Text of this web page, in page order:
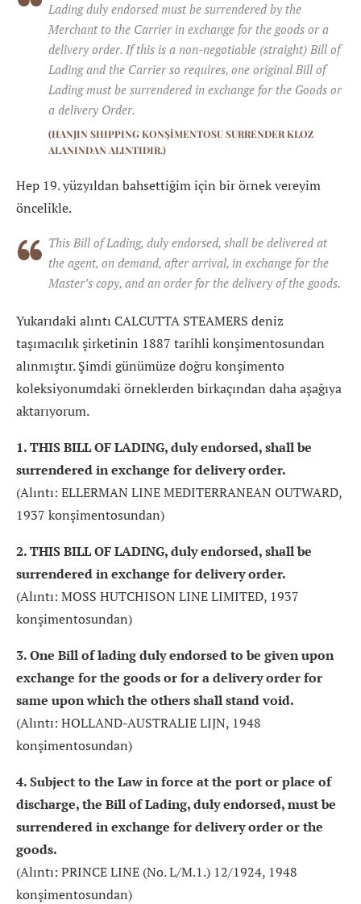
Lading duly endorsed must be surrendered by the
Merchant to the Carrier in exchange for the goods or a
delivery order. If this is a non-negotiable (straight) Bill of
Lading and the Carrier so requires, one original Bill of
Lading must be surrendered in exchange for the Goods or
a delivery Order.
(HANJIN SHIPPING KONŞIMENTOSU SURRENDER KLOZ
ALANINDAN ALINTIDIR.)
Hep 19. yüzyıldan bahsettiğim için bir örnek vereyim
öncelikle.
This Bill of Lading, duly endorsed, shall be delivered at
the agent, on demand, after arrival, in exchange for the
Master’s copy, and an order for the delivery of the goods.
Yukarıdaki alıntı CALCUTTA STEAMERS deniz
taşımacılık şirketinin 1887 tarihli konşimentosundan
alınmıştır. Şimdi günümüze doğru konşimento
koleksiyonumdaki örneklerden birkaçından daha aşağıya
aktarıyorum.
1. THIS BILL OF LADING, duly endorsed, shall be
surrendered in exchange for delivery order.
(Alıntı: ELLERMAN LINE MEDITERRANEAN OUTWARD,
1937 konşimentosundan)
2. THIS BILL OF LADING, duly endorsed, shall be
surrendered in exchange for delivery order.
(Alıntı: MOSS HUTCHISON LINE LIMITED, 1937
konşimentosundan)
3. One Bill of lading duly endorsed to be given upon
exchange for the goods or for a delivery order for
same upon which the others shall stand void.
(Alıntı: HOLLAND-AUSTRALIE LIJN, 1948
konşimentosundan)
4. Subject to the Law in force at the port or place of
discharge, the Bill of Lading, duly endorsed, must be
surrendered in exchange for delivery order or the
goods.
(Alıntı: PRINCE LINE (No. L/M.1.) 12/1924, 1948
konşimentosundan)